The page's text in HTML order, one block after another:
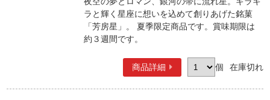
ラと輝く星座に想いを込めて創りあげた銘菓
「芳房星」。 夏季限定商品です。賞味期限は
約３週間です。
商品詳細 個 在庫切れ